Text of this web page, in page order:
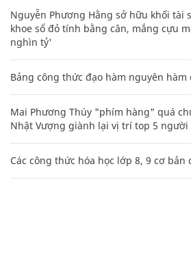
Nguyễn Phương Hằng sở hữu khối tài
khoe sổ đỏ tính bằng cân, mắng cựu
nghìn tỷ'
Bảng công thức đạo hàm nguyên
Mai Phương Thúy "phím hàng" quá
Nhật Vượng giành lại vị trí top 5
Các công thức hóa học lớp 8, 9 cơ bản